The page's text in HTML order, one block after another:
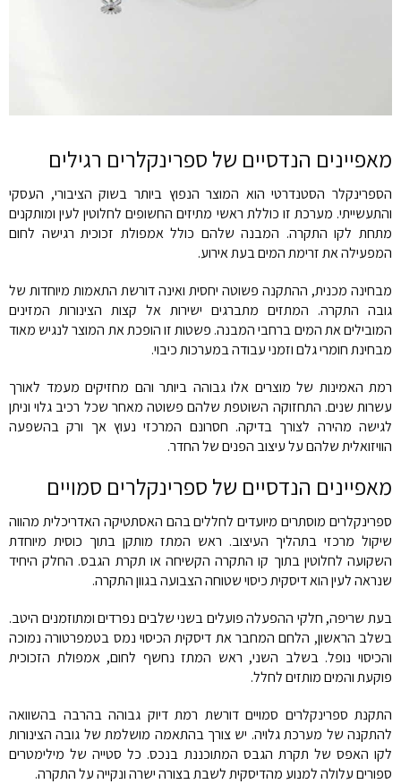
מאפיינים הנדסיים של ספרינקלרים רגילים
הספרינקלר הסטנדרטי הוא המוצר הנפוץ ביותר בשוק הציבורי, העסקי
והתעשייתי. מערכת זו כוללת ראשי מתיזים החשופים לחלוטין לעין ומותקנים
מתחת לקו התקרה. המבנה שלהם כולל אמפולת זכוכית רגישה לחום
המפעילה את זרימת המים בעת אירוע.
מבחינה מכנית, ההתקנה פשוטה יחסית ואינה דורשת התאמות מיוחדות של
גובה התקרה. המתזים מתברגים ישירות אל קצות הצינורות המזינים
המובילים את המים ברחבי המבנה. פשטות זו הופכת את המוצר לנגיש מאוד
מבחינת חומרי גלם וזמני עבודה במערכות כיבוי.
רמת האמינות של מוצרים אלו גבוהה ביותר והם מחזיקים מעמד לאורך
עשרות שנים. התחזוקה השוטפת שלהם פשוטה מאחר שכל רכיב גלוי וניתן
לגישה מהירה לצורך בדיקה. חסרונם המרכזי נעוץ אך ורק בהשפעה
הוויזואלית שלהם על עיצוב הפנים של החדר.
מאפיינים הנדסיים של ספרינקלרים סמויים
ספרינקלרים מוסתרים מיועדים לחללים בהם האסתטיקה האדריכלית מהווה
שיקול מרכזי בתהליך העיצוב. ראש המתז מותקן בתוך כוסית מיוחדת
השקועה לחלוטין בתוך קו התקרה הקשיחה או תקרת הגבס. החלק היחיד
שנראה לעין הוא דיסקית כיסוי שטוחה הצבועה בגוון התקרה.
בעת שריפה, חלקי ההפעלה פועלים בשני שלבים נפרדים ומתוזמנים היטב.
בשלב הראשון, הלחם המחבר את דיסקית הכיסוי נמס בטמפרטורה נמוכה
והכיסוי נופל. בשלב השני, ראש המתז נחשף לחום, אמפולת הזכוכית
פוקעת והמים מותזים לחלל.
התקנת ספרינקלרים סמויים דורשת רמת דיוק גבוהה בהרבה בהשוואה
להתקנה של מערכת גלויה. יש צורך בהתאמה מושלמת של גובה הצינורות
לקו האפס של תקרת הגבס המתוכננת בנכס. כל סטייה של מילימטרים
ספורים עלולה למנוע מהדיסקית לשבת בצורה ישרה ונקייה על התקרה.